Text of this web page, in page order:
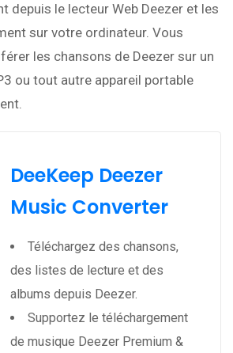
depuis le lecteur Web Deezer et les
sur votre ordinateur. Vous
les chansons de Deezer sur un
ou tout autre appareil portable
DeeKeep Deezer
Music Converter
Téléchargez des chansons,
des listes de lecture et des
albums depuis Deezer.
Supportez le téléchargement
de musique Deezer Premium &